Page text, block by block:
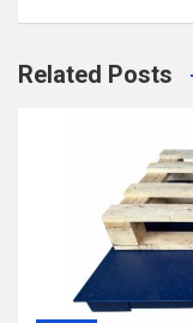
Related Posts